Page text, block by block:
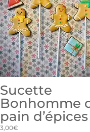
Sucette
Bonhomme
pain d’épices
3,00€